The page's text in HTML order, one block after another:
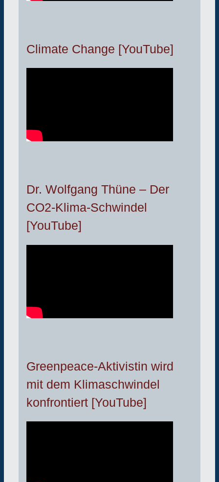
Climate Change [YouTube]
Dr. Wolfgang Thüne – Der
CO2-Klima-Schwindel
[YouTube]
Greenpeace-Aktivistin wird
mit dem Klimaschwindel
konfrontiert [YouTube]